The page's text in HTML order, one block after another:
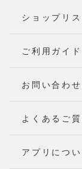
ショップリス
ご利用ガイド
お問い合わ
よくあるご質
アプリについ